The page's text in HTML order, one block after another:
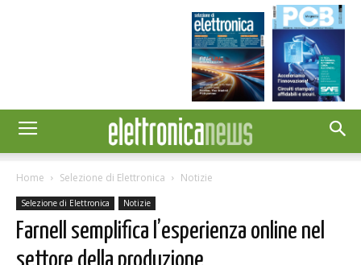
Home Selezione di Elettronica Notizie
Selezione di Elettronica Notizie
Farnell semplifica l’esperienza online nel